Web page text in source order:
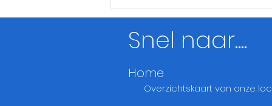
Meta Casa
Home
Overzichtskaartvan onze
Snel naar....